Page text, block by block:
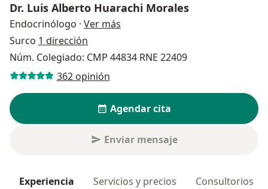
Dr. Luis Alberto Huarachi Morales
Endocrinólogo · Ver más
Surco 1 dirección
Núm. Colegiado: CMP 44834 RNE 22409
362 opinión
Agendar cita
Enviar mensaje
Experiencia Servicios y precios Consultorios